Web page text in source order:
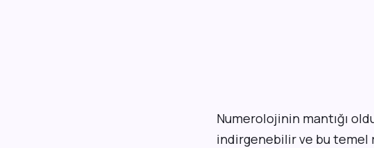
Numerolojinin mantığı
indirgenebilir ve bu temel